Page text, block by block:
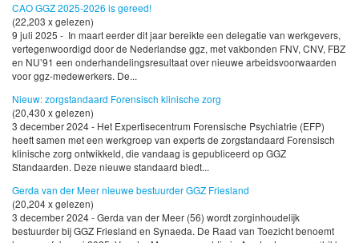
CAO GGZ 2025-2026 is gereed!
(22,203 x gelezen)
9 juli 2025 - In maart eerder dit jaar bereikte een delegatie van werkgevers,
vertegenwoordigd door de Nederlandse ggz, met vakbonden FNV, CNV, FBZ
en NU’91 een onderhandelingsresultaat over nieuwe arbeidsvoorwaarden
voor ggz-medewerkers. De...
Nieuw: zorgstandaard Forensisch klinische zorg
(20,430 x gelezen)
3 december 2024 - Het Expertisecentrum Forensische Psychiatrie (EFP)
heeft samen met een werkgroep van experts de zorgstandaard Forensisch
klinische zorg ontwikkeld, die vandaag is gepubliceerd op GGZ
Standaarden. Deze nieuwe standaard biedt...
Gerda van der Meer nieuwe bestuurder GGZ Friesland
(20,204 x gelezen)
3 december 2024 - Gerda van der Meer (56) wordt zorginhoudelijk
bestuurder bij GGZ Friesland en Synaeda. De Raad van Toezicht benoemt